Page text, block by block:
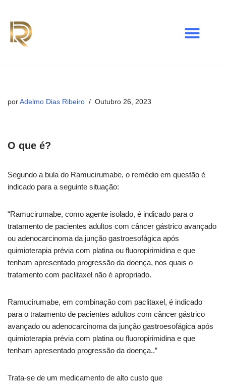
Avançar
para
por Adelmo Dias Ribeiro Outubro 26, 2023
O que é?
Segundo a bula do Ramucirumabe, o remédio em questão é
indicado para a seguinte situação:
“Ramucirumabe, como agente isolado, é indicado para o
tratamento de pacientes adultos com câncer gástrico avançado
ou adenocarcinoma da junção gastroesofágica após
quimioterapia prévia com platina ou fluoropirimidina e que
tenham apresentado progressão da doença, nos quais o
tratamento com paclitaxel não é apropriado.
Ramucirumabe, em combinação com paclitaxel, é indicado
para o tratamento de pacientes adultos com câncer gástrico
avançado ou adenocarcinoma da junção gastroesofágica após
quimioterapia prévia com platina ou fluoropirimidina e que
tenham apresentado progressão da doença..”
Trata-se de um medicamento de alto custo que